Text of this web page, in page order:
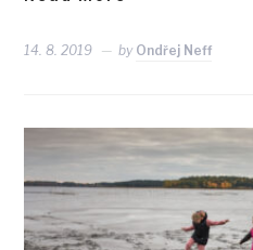
14. 8. 2019 by Ondřej Neff